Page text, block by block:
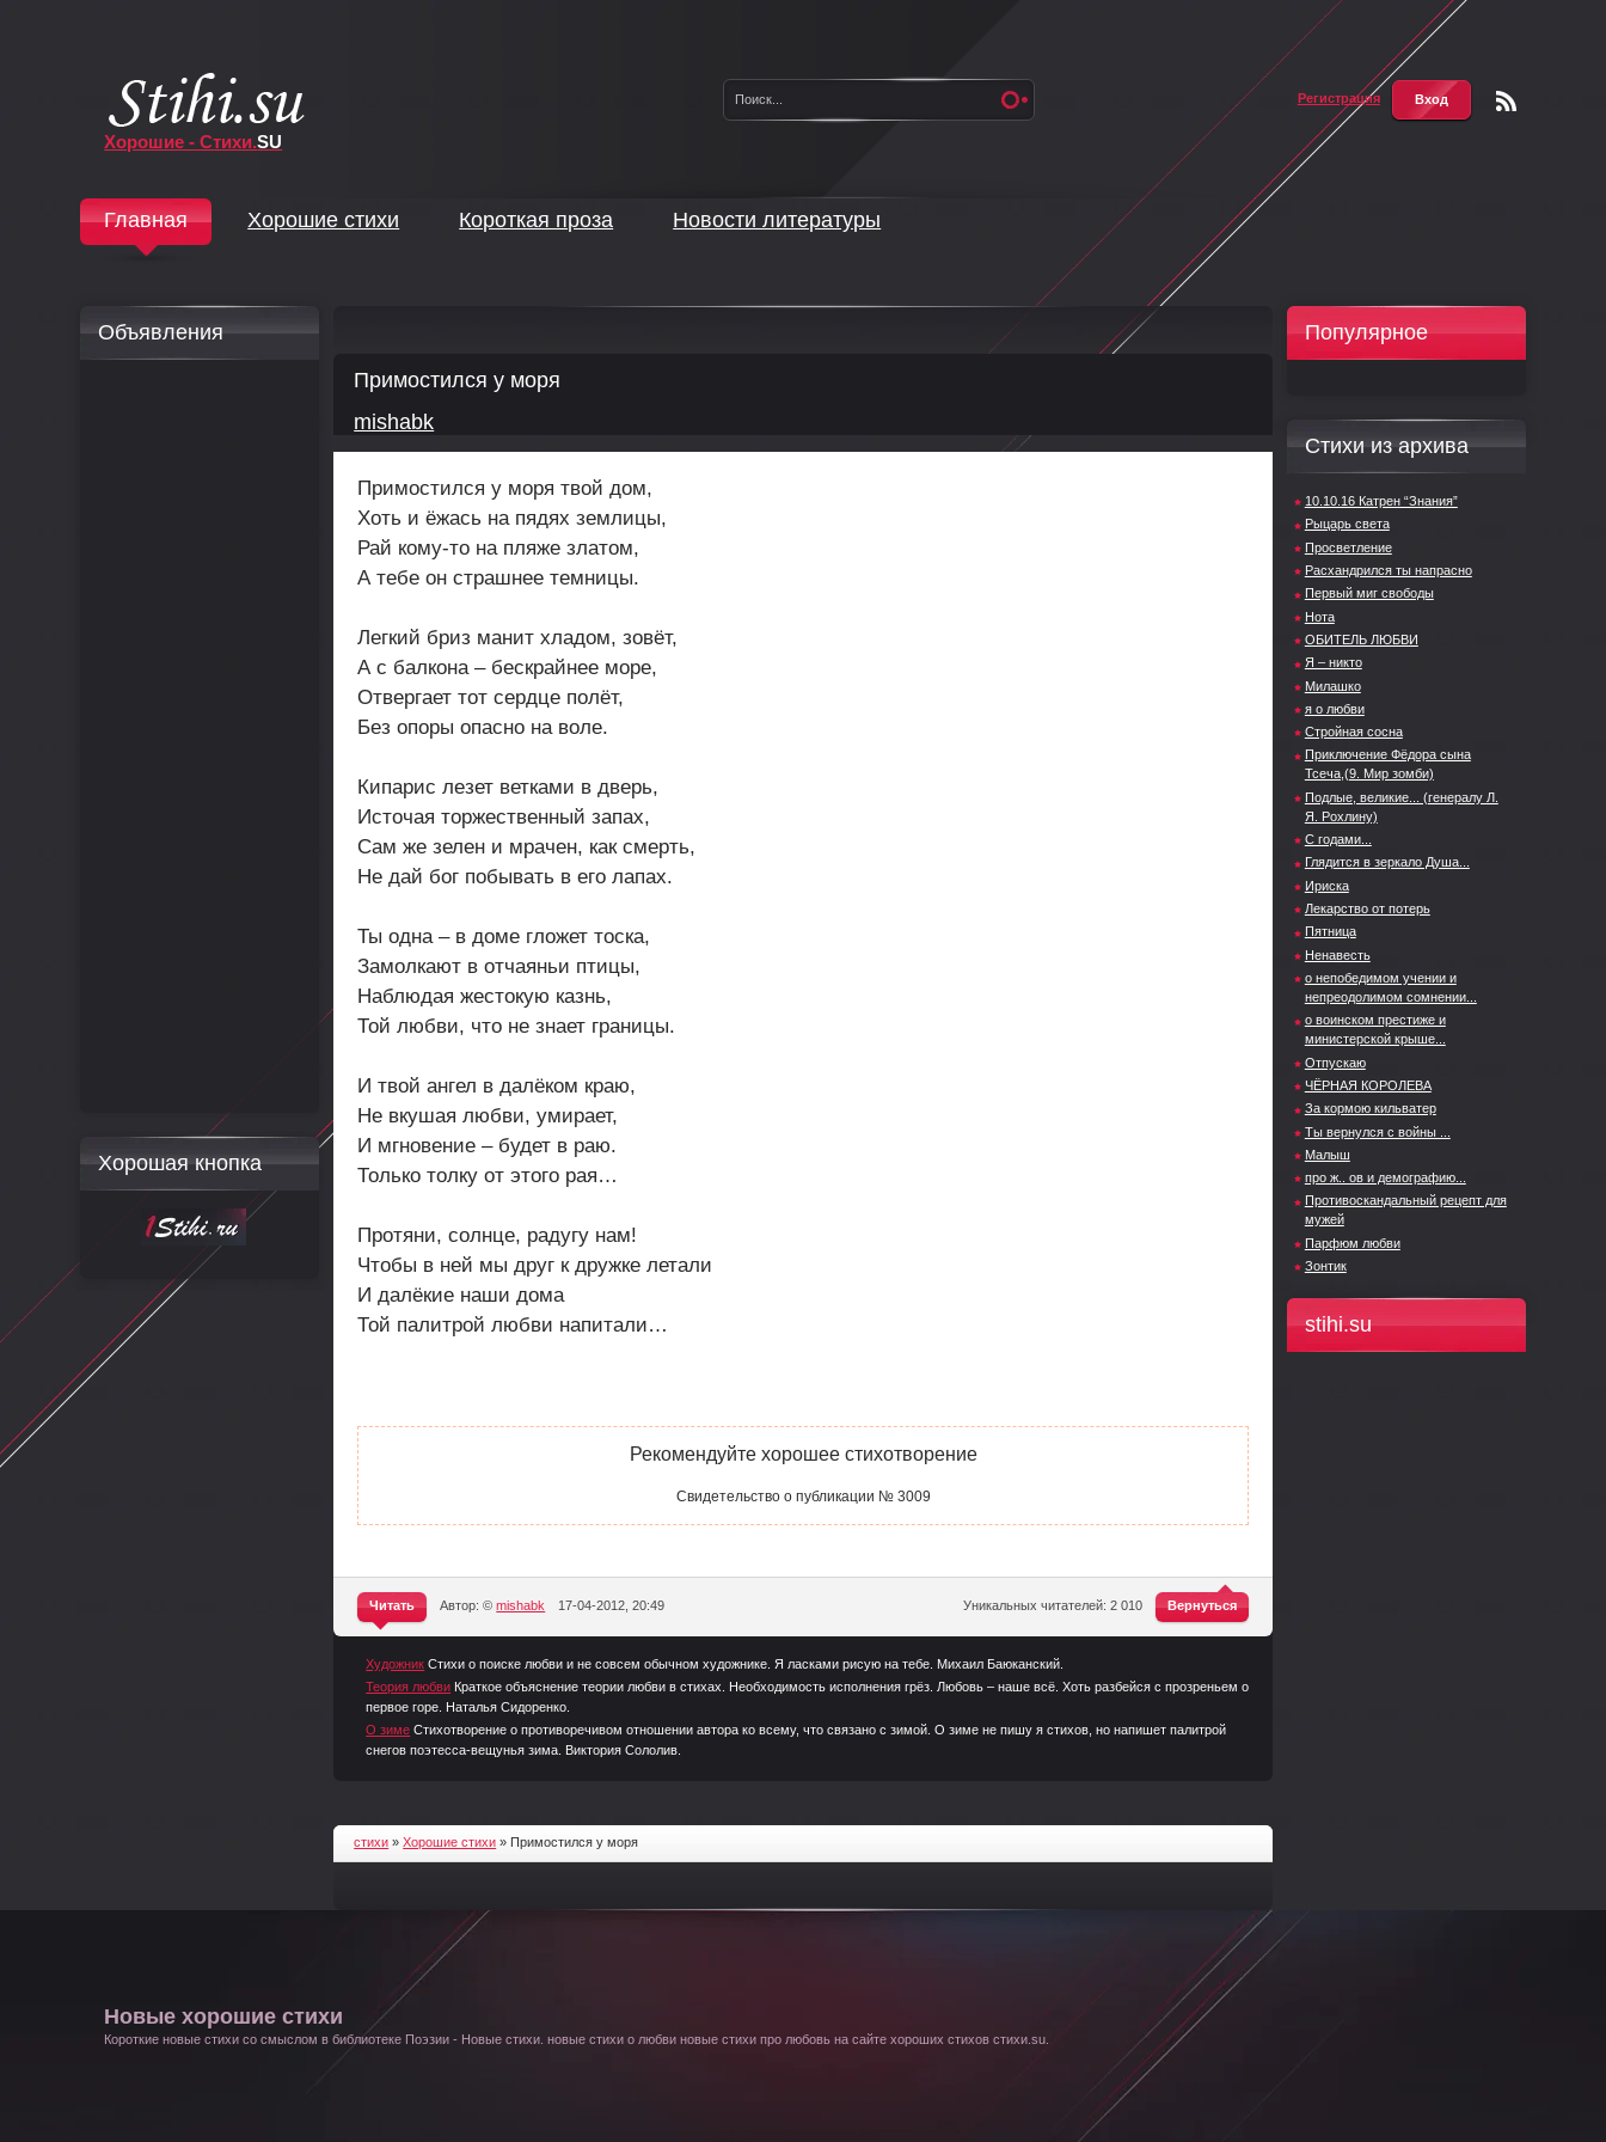
Хорошие - Стихи.SU
Регистрация Вход
Главная Хорошие стихи Короткая проза Новости литературы
Примостился у моря
mishabk
Примостился у моря твой дом,
Хоть и ёжась на пядях землицы,
Рай кому-то на пляже златом,
А тебе он страшнее темницы.
Легкий бриз манит хладом, зовёт,
А с балкона – бескрайнее море,
Отвергает тот сердце полёт,
Без опоры опасно на воле.
Кипарис лезет ветками в дверь,
Источая торжественный запах,
Сам же зелен и мрачен, как смерть,
Не дай бог побывать в его лапах.
Ты одна – в доме гложет тоска,
Замолкают в отчаяньи птицы,
Наблюдая жестокую казнь,
Той любви, что не знает границы.
И твой ангел в далёком краю,
Не вкушая любви, умирает,
И мгновение – будет в раю.
Только толку от этого рая…
Протяни, солнце, радугу нам!
Чтобы в ней мы друг к дружке летали
И далёкие наши дома
Той палитрой любви напитали…
Рекомендуйте хорошее стихотворение
Свидетельство о публикации № 3009
Вернуться
Уникальных читателей: 2 010
Читать
^
Автор: ©mishabk 17-04-2012, 20:49
Художник Стихи о поиске любви и не совсем обычном художнике. Я ласками рисую на тебе. Михаил Баюканский.
Теория любви Краткое объяснение теории любви в стихах. Необходимость исполнения грёз. Любовь – наше всё. Хоть разбейся с прозреньем о
первое горе. Наталья Сидоренко.
О зиме Стихотворение о противоречивом отношении автора ко всему, что связано с зимой. О зиме не пишу я стихов, но напишет палитрой
снегов поэтесса-вещунья зима. Виктория Сололив.
стихи »Хорошие стихи » Примостился у моря
Популярное
Стихи из архива
10.10.16 Катрен “Знания”
Рыцарь света
Просветление
Расхандрился ты напрасно
Первый миг свободы
Нота
ОБИТЕЛЬ ЛЮБВИ
Я – никто
Милашко
я о любви
Стройная сосна
Приключение Фёдора сына
Тсеча,(9. Мир зомби)
Подлые, великие... (генералу Л.
Я. Рохлину)
С годами...
Глядится в зеркало Душа...
Ириска
Лекарство от потерь
Пятница
Ненавесть
о непобедимом учении и
непреодолимом сомнении...
о воинском престиже и
министерской крыше...
Отпускаю
ЧЁРНАЯ КОРОЛЕВА
За кормою кильватер
Ты вернулся с войны ...
Малыш
про ж.. ов и демографию...
Противоскандальный рецепт для
мужей
Парфюм любви
Зонтик
stihi.su
Объявления
Хорошая кнопка
Новые хорошие стихи
Короткие новые стихи со смыслом в библиотеке Поэзии - Новые стихи. новые стихи о любви новые стихи про любовь на сайте хороших стихов стихи.su.